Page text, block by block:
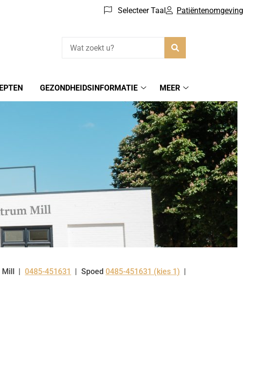
Selecteer Taal Patiëntenomgeving
GEZONDHEIDSINFORMATIE
submenu
MEER
submenu
Mill Tel:
0485-451631 Spoed 0485-451631 (kies 1)